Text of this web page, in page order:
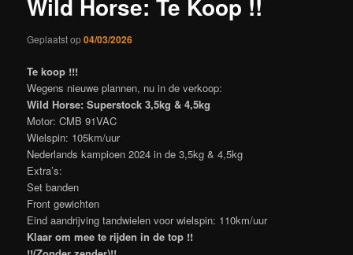
Geplaatst op04/03/2026
Te koop !!!
Wegens nieuwe plannen, nu in de verkoop:
Wild Horse: Superstock 3,5kg & 4,5kg
Motor: CMB 91VAC
Wielspin: 105km/uur
Nederlands kampioen 2024 in de 3,5kg & 4,5kg
Extra’s:
Set banden
Front gewichten
Eind aandrijving tandwielen voor wielspin: 110km/uur
Klaar om mee te rijden in de top !!